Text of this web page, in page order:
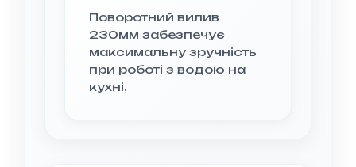
Поворотний вилив
230мм забезпечує
максимальну зручність
при роботі з водою на
кухні.